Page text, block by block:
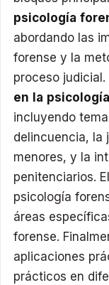
psicología
abordando las
forense y la
proceso judicial.
en la
incluyendo
delincuencia, la
menores, y la
penitenciarios.
psicología
áreas
forense.
aplicaciones
prácticos en